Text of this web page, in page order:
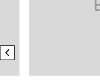
previous element